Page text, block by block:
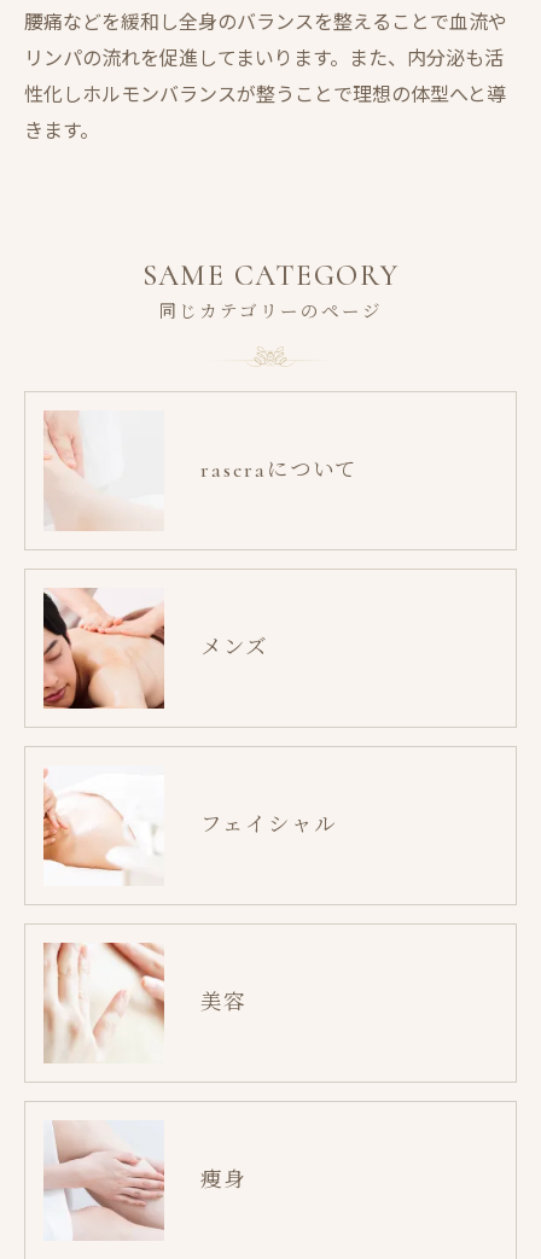
腰痛などを緩和し全身のバランスを整えることで血流や
リンパの流れを促進してまいります。また、内分泌も活
性化しホルモンバランスが整うことで理想の体型へと導
きます。
同じカテゴリーのページ
SAME CATEGORY
raseraについて
メンズ
フェイシャル
美容
痩身